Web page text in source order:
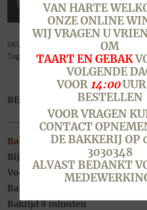
stuk,
afbakken
aantal
SKU: Beerse thuis
Tags:
afbak,ciabatta,olijf ,thuis afbakken
BESCHRIJVING
Bakadvies
Bij voorkeur ontdooid bakken
Voorverwarmen 180 graden
Bakken 180 graden
Baktijd 8 minuten
VAN HARTE
ONZE ONLINE
WIJ VRAGEN U
OM
TAART EN GEBAK
VOLGENDE
VOOR 14:00
BESTELLEN
VOOR VRAGEN
CONTACT
DE BAKKERIJ OP
3030348
ALVAST BEDANKT